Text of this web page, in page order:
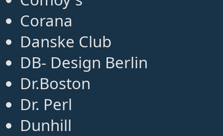
Corana
Danske Club
DB- Design Berlin
Dr.Boston
Dr. Perl
Dunhill